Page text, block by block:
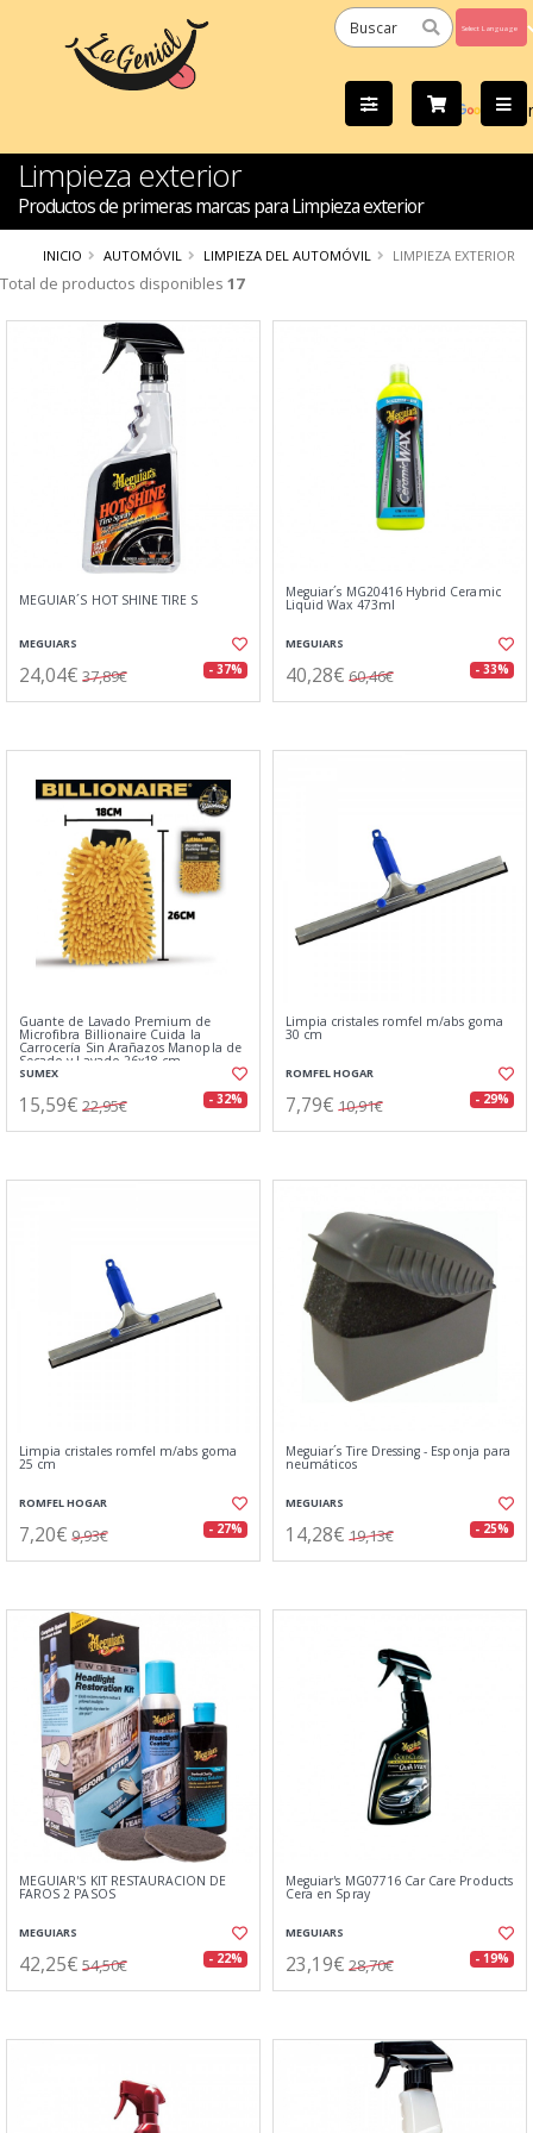
by
Limpieza exterior
Productos de primeras marcas para Limpieza exterior
INICIO AUTOMÓVIL LIMPIEZA DEL AUTOMÓVIL LIMPIEZA EXTERIOR
Total de productos disponibles 17
MEGUIAR´S HOT SHINE TIRE S
MEGUIARS
24,04€ 37,89€ - 37%
Meguiar´s MG20416 Hybrid Ceramic
Liquid Wax 473ml
MEGUIARS
40,28€ 60,46€ - 33%
Guante de Lavado Premium de
Microfibra Billionaire Cuida la
Carrocería Sin Arañazos Manopla de
Secado y Lavado 26x18 cm
SUMEX
15,59€ 22,95€ - 32%
Limpia cristales romfel m/abs goma
30 cm
ROMFEL HOGAR
7,79€ 10,91€ - 29%
Limpia cristales romfel m/abs goma
25 cm
ROMFEL HOGAR
7,20€ 9,93€ - 27%
Meguiar´s Tire Dressing - Esponja para
neumáticos
MEGUIARS
14,28€ 19,13€ - 25%
MEGUIAR'S KIT RESTAURACIÓN DE
FAROS 2 PASOS
MEGUIARS
42,25€ 54,50€ - 22%
Meguiar's MG07716 Car Care Products
Cera en Spray
MEGUIARS
23,19€ 28,70€ - 19%